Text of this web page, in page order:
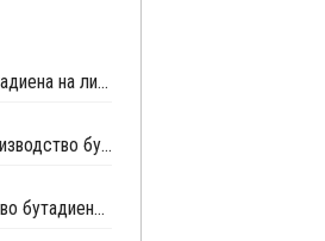
ZPC возобновила производство бутадиена на линии №3 в Китае
Bora Lyondellbasell возобновила производство бутадиена в Китае после ремонта
ZPC планирует закрыть производство бутадиена на линии №3 в Китае